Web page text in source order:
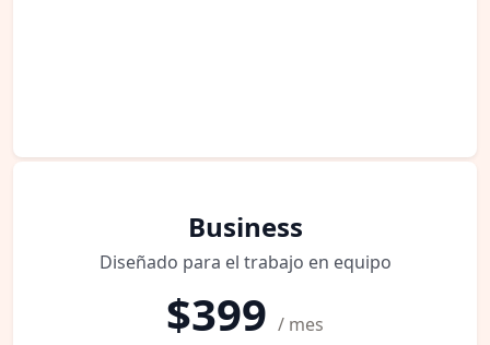
Business
Diseñado para el trabajo en equipo
$399 / mes